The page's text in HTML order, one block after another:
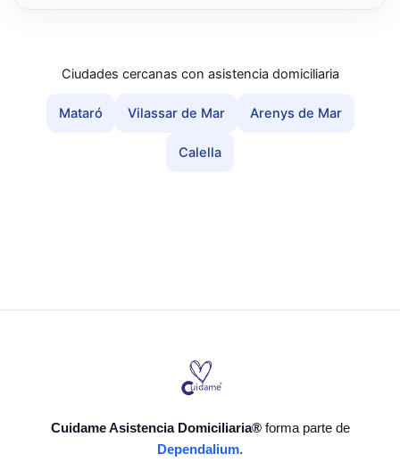
Ciudades cercanas con asistencia domiciliaria
Mataró Vilassar de Mar Arenys de Mar
Calella
Cuidame Asistencia Domiciliaria®forma parte de
Dependalium.